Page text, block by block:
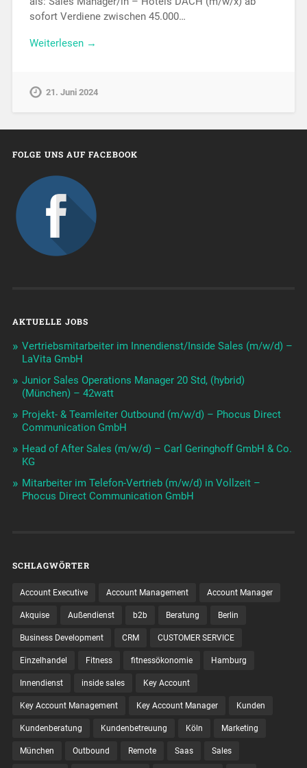
sofort Verdiene zwischen 45.000…
Weiterlesen →
21. Juni 2024
FOLGE UNS AUF FACEBOOK
AKTUELLE JOBS
Vertriebsmitarbeiter im Innendienst/Inside Sales (m/w/d) –
LaVita GmbH
Junior Sales Operations Manager 20 Std, (hybrid)
(München) – 42watt
Projekt- & Teamleiter Outbound (m/w/d) – Phocus Direct
Communication GmbH
Head of After Sales (m/w/d) – Carl Geringhoff GmbH & Co.
KG
Mitarbeiter im Telefon-Vertrieb (m/w/d) in Vollzeit –
Phocus Direct Communication GmbH
SCHLAGWÖRTER
Account Executive Account Management Account Manager
Akquise Außendienst b2b Beratung Berlin
Business Development CRM CUSTOMER SERVICE
Einzelhandel Fitness fitnessökonomie Hamburg
Innendienst inside sales Key Account
Key Account Management Key Account Manager Kunden
Kundenberatung Kundenbetreuung Köln Marketing
München Outbound Remote Saas Sales